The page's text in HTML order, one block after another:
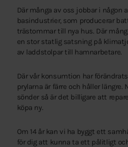
Där många av oss jobbar i någon
basindustrier, som producerar
trästommar till nya hus. Där
en stor statlig satsning på
av laddstolpar till hamnarbetare.
Där vår konsumtion har
prylarna är färre och håller längre.
sönder så är det billigare att
köpa ny.
Om 14 år kan vi ha byggt ett
för dig att kunna ta ett pålitligt